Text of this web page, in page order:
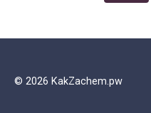
© 2026 KakZachem.pw